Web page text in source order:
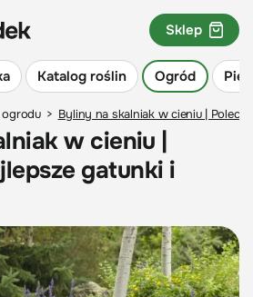
Katalog roślin Ogród
Sklep
ogrodu > Byliny na skalniak w cieniu |
w cieniu |
gatunki i